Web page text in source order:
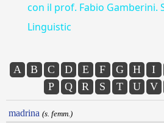
con il prof. Fabio Gamberini.
Linguistic
A B C D E F G H I
P
Q R S T U V
madrina (s. femm.)